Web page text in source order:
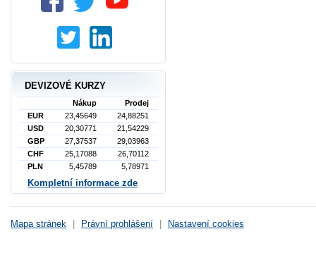
DEVIZOVÉ KURZY
Nákup
Prodej
EUR
23,45649
24,88251
USD
20,30771
21,54229
GBP
27,37537
29,03963
CHF
25,17088
26,70112
PLN
5,45789 5,78971
Kompletní informace zde
Mapa stránek Právní prohlášení Nastavení cookies